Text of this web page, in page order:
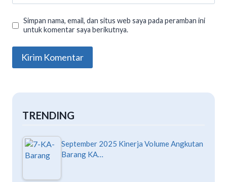
Simpan nama, email, dan situs web saya pada peramban ini
untuk komentar saya berikutnya.
TRENDING
September 2025 Kinerja Volume Angkutan
Barang KA…